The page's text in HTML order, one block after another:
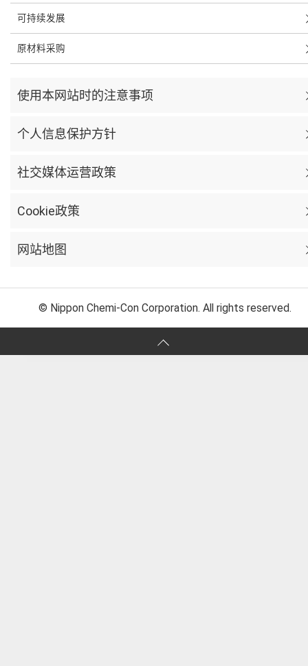
可持续发展
原材料采购
使用本网站时的注意事项
个人信息保护方针
社交媒体运营政策
Cookie政策
网站地图
© Nippon Chemi-Con Corporation. All rights reserved.